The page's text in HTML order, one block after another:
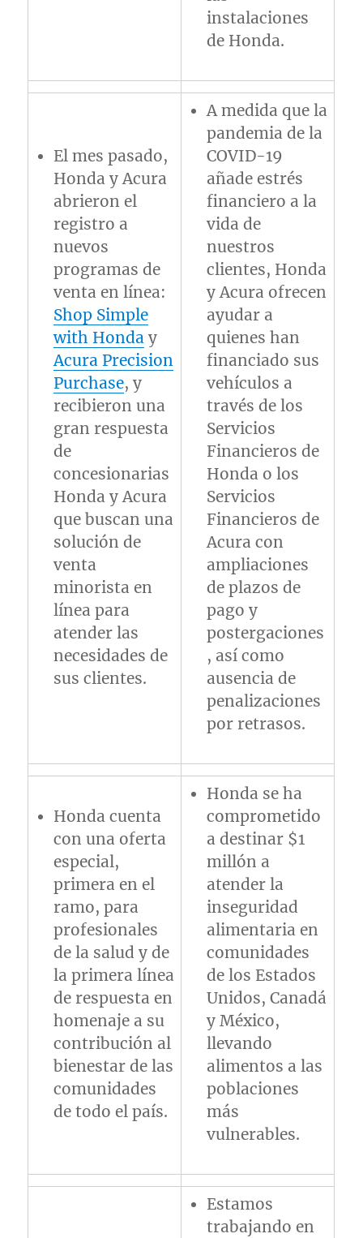
instalaciones
de Honda.
El mes pasado,
Honda y Acura
abrieron el
registro a
nuevos
programas de
venta en línea:
Shop Simple
with Honda y
Acura Precision
Purchase, y
recibieron una
gran respuesta
de
concesionarias
Honda y Acura
que buscan una
solución de
venta
minorista en
línea para
atender las
necesidades de
sus clientes.
A medida que la
pandemia de la
COVID-19
añade estrés
financiero a la
vida de
nuestros
clientes, Honda
y Acura ofrecen
ayudar a
quienes han
financiado sus
vehículos a
través de los
Servicios
Financieros de
Honda o los
Servicios
Financieros de
Acura con
ampliaciones
de plazos de
pago y
postergaciones
, así como
ausencia de
penalizaciones
por retrasos.
Honda cuenta
con una oferta
especial,
primera en el
ramo, para
profesionales
de la salud y de
la primera línea
de respuesta en
homenaje a su
contribución al
bienestar de las
comunidades
de todo el país.
Honda se ha
comprometido
a destinar $1
millón a
atender la
inseguridad
alimentaria en
comunidades
de los Estados
Unidos, Canadá
y México,
llevando
alimentos a las
poblaciones
más
vulnerables.
Estamos
trabajando en